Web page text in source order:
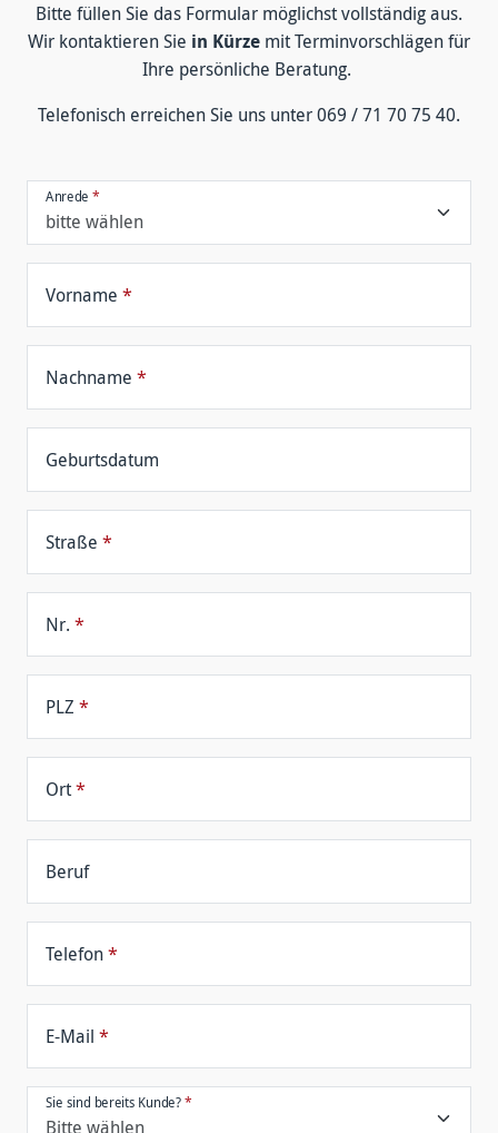
Bitte füllen Sie das For­mular mög­lichst voll­ständig aus.
Wir kontakt­ieren Sie in Kürze mit Termin­vor­schlägen für
Ihre persön­liche Be­ratung.
Tele­fonisch er­reichen Sie uns unter 069 / 71 70 75 40.
Anrede*
Vorname *
Nachname *
Geburtsdatum
Straße *
Nr. *
PLZ *
Ort*
Beruf
Telefon*
E-Mail *
Sie sind bereits Kunde?*